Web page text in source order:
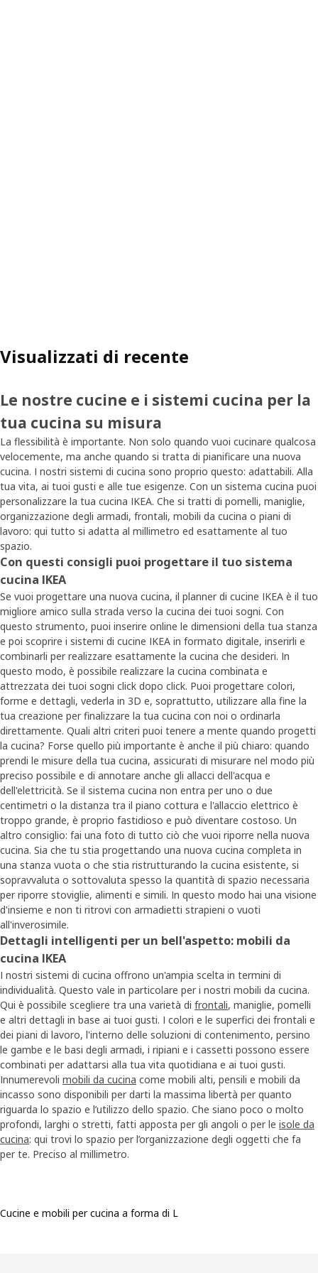
Visualizzati di recente
Le nostre cucine e i sistemi cucina per la
tua cucina su misura
La flessibilità è importante. Non solo quando vuoi cucinare qualcosa
velocemente, ma anche quando si tratta di pianificare una nuova
cucina. I nostri sistemi di cucina sono proprio questo: adattabili. Alla
tua vita, ai tuoi gusti e alle tue esigenze. Con un sistema cucina puoi
personalizzare la tua cucina IKEA. Che si tratti di pomelli, maniglie,
organizzazione degli armadi, frontali, mobili da cucina o piani di
lavoro: qui tutto si adatta al millimetro ed esattamente al tuo
spazio.
Con questi consigli puoi progettare il tuo sistema
cucina IKEA
Se vuoi progettare una nuova cucina, il planner di cucine IKEA è il tuo
migliore amico sulla strada verso la cucina dei tuoi sogni. Con
questo strumento, puoi inserire online le dimensioni della tua stanza
e poi scoprire i sistemi di cucine IKEA in formato digitale, inserirli e
combinarli per realizzare esattamente la cucina che desideri. In
questo modo, è possibile realizzare la cucina combinata e
attrezzata dei tuoi sogni click dopo click. Puoi progettare colori,
forme e dettagli, vederla in 3D e, soprattutto, utilizzare alla fine la
tua creazione per finalizzare la tua cucina con noi o ordinarla
direttamente. Quali altri criteri puoi tenere a mente quando progetti
la cucina? Forse quello più importante è anche il più chiaro: quando
prendi le misure della tua cucina, assicurati di misurare nel modo più
preciso possibile e di annotare anche gli allacci dell'acqua e
dell'elettricità. Se il sistema cucina non entra per uno o due
centimetri o la distanza tra il piano cottura e l'allaccio elettrico è
troppo grande, è proprio fastidioso e può diventare costoso. Un
altro consiglio: fai una foto di tutto ciò che vuoi riporre nella nuova
cucina. Sia che tu stia progettando una nuova cucina completa in
una stanza vuota o che stia ristrutturando la cucina esistente, si
sopravvaluta o sottovaluta spesso la quantità di spazio necessaria
per riporre stoviglie, alimenti e simili. In questo modo hai una visione
d'insieme e non ti ritrovi con armadietti strapieni o vuoti
all'inverosimile.
Dettagli intelligenti per un bell'aspetto: mobili da
cucina IKEA
I nostri sistemi di cucina offrono un'ampia scelta in termini di
individualità. Questo vale in particolare per i nostri mobili da cucina.
Qui è possibile scegliere tra una varietà di frontali, maniglie, pomelli
e altri dettagli in base ai tuoi gusti. I colori e le superfici dei frontali e
dei piani di lavoro, l'interno delle soluzioni di contenimento, persino
le gambe e le basi degli armadi, i ripiani e i cassetti possono essere
combinati per adattarsi alla tua vita quotidiana e ai tuoi gusti.
Innumerevoli mobili da cucina come mobili alti, pensili e mobili da
incasso sono disponibili per darti la massima libertà per quanto
riguarda lo spazio e l’utilizzo dello spazio. Che siano poco o molto
profondi, larghi o stretti, fatti apposta per gli angoli o per le isole da
cucina: qui trovi lo spazio per l’organizzazione degli oggetti che fa
per te. Preciso al millimetro.
Cucine e mobili per cucina a forma di L